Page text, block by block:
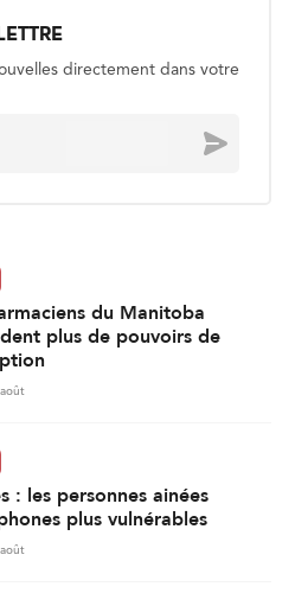
directement dans votre
Envoyer
du Manitoba
plus de pouvoirs de
: les personnes ainées
plus vulnérables